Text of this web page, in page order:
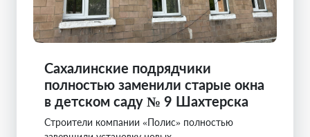
Сахалинские подрядчики
полностью заменили старые окна
в детском саду № 9 Шахтерска
Строители компании «Полис» полностью